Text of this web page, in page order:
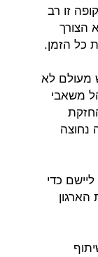
זו רב
הצורך
כל הזמן.
מעולם לא
משאבי
נחוצה
כדי